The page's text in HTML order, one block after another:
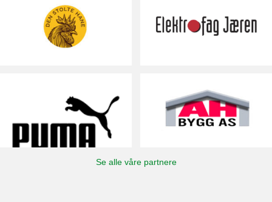
Se alle våre partnere